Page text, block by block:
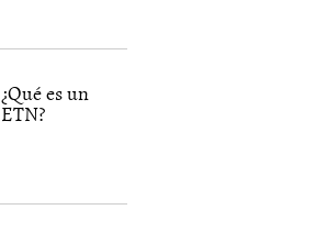
¿Qué es un
ETN?